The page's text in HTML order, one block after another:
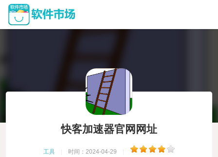
快客加速器官网网址
工具 时间：2024-04-29